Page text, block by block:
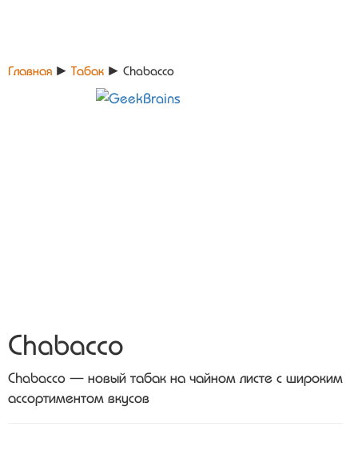
Главная ► Табак ► Chabacco
Chabacco
Chabacco — новый табак на чайном листе с широким
ассортиментом вкусов